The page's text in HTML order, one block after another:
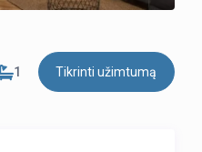
1
Tikrinti užimtumą